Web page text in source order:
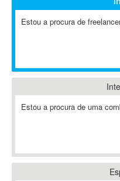
A-GPS
ABAP
Abaqus
ABBYY FineReader
Ableton
Estou a procura de
Estou a procura de uma